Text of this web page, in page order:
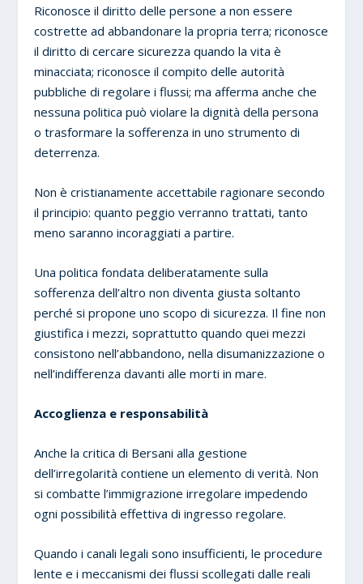
Riconosce il diritto delle persone a non essere
costrette ad abbandonare la propria terra; riconosce
il diritto di cercare sicurezza quando la vita è
minacciata; riconosce il compito delle autorità
pubbliche di regolare i flussi; ma afferma anche che
nessuna politica può violare la dignità della persona
o trasformare la sofferenza in uno strumento di
deterrenza.
Non è cristianamente accettabile ragionare secondo
il principio: quanto peggio verranno trattati, tanto
meno saranno incoraggiati a partire.
Una politica fondata deliberatamente sulla
sofferenza dell’altro non diventa giusta soltanto
perché si propone uno scopo di sicurezza. Il fine non
giustifica i mezzi, soprattutto quando quei mezzi
consistono nell’abbandono, nella disumanizzazione o
nell’indifferenza davanti alle morti in mare.
Accoglienza e responsabilità
Anche la critica di Bersani alla gestione
dell’irregolarità contiene un elemento di verità. Non
si combatte l’immigrazione irregolare impedendo
ogni possibilità effettiva di ingresso regolare.
Quando i canali legali sono insufficienti, le procedure
lente e i meccanismi dei flussi scollegati dalle reali